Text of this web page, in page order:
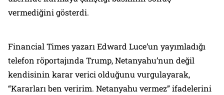
vermediğini gösterdi.
Financial Times yazarı Edward Luce’un yayımladığı
telefon röportajında Trump, Netanyahu’nun değil
kendisinin karar verici olduğunu vurgulayarak,
“Kararları ben veririm. Netanyahu vermez” ifadelerini